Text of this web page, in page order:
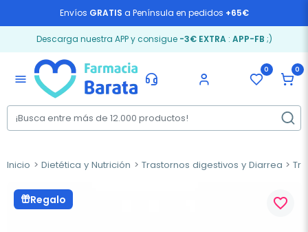
Envíos GRATIS a Península en pedidos +65€
Descarga nuestra APP y consigue -3€ EXTRA: APP-FB ;)
menu
0 0
Inicio Dietética y Nutrición Trastornos digestivos y Diarrea
Regalo favorite_border